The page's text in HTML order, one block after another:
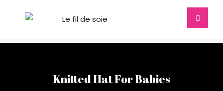
Knitted Hat For Babies